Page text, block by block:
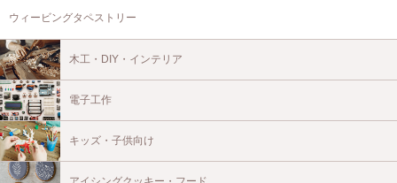
ウィービングタペストリー
木工・DIY・インテリア
電子工作
キッズ・子供向け